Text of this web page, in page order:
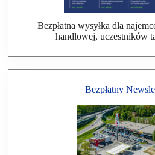
Bezpłatna wysyłka dla
handlowej, uczestników
Bezpłatny